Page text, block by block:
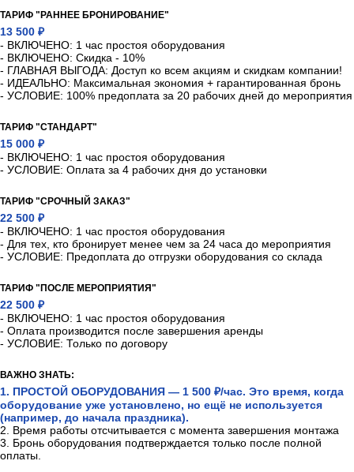
ТАРИФ "РАННЕЕ БРОНИРОВАНИЕ"
13 500 ₽
- ВКЛЮЧЕНО: 1 час простоя оборудования
- ВКЛЮЧЕНО: Скидка - 10%
- ГЛАВНАЯ ВЫГОДА: Доступ ко всем акциям и скидкам компании!
- ИДЕАЛЬНО: Максимальная экономия + гарантированная бронь
- УСЛОВИЕ: 100% предоплата за 20 рабочих дней до мероприятия
ТАРИФ "СТАНДАРТ"
15 000 ₽
- ВКЛЮЧЕНО: 1 час простоя оборудования
- УСЛОВИЕ: Оплата за 4 рабочих дня до установки
ТАРИФ "СРОЧНЫЙ ЗАКАЗ"
22 500 ₽
- ВКЛЮЧЕНО: 1 час простоя оборудования
- Для тех, кто бронирует менее чем за 24 часа до мероприятия
- УСЛОВИЕ: Предоплата до отгрузки оборудования со склада
ТАРИФ "ПОСЛЕ МЕРОПРИЯТИЯ"
22 500 ₽
- ВКЛЮЧЕНО: 1 час простоя оборудования
- Оплата производится после завершения аренды
- УСЛОВИЕ: Только по договору
ВАЖНО ЗНАТЬ:
1. ПРОСТОЙ ОБОРУДОВАНИЯ — 1 500 ₽/час. Это время, когда
оборудование уже установлено, но ещё не используется
(например, до начала праздника).
2. Время работы отсчитывается с момента завершения монтажа
3. Бронь оборудования подтверждается только после полной
оплаты.